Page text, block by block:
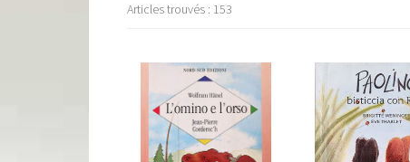
Articles trouvés : 153